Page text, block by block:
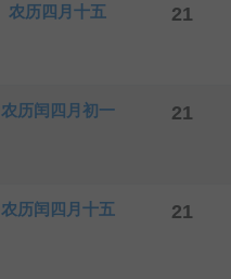
农历四月十五 21
农历闰四月初一 21
农历闰四月十五 21